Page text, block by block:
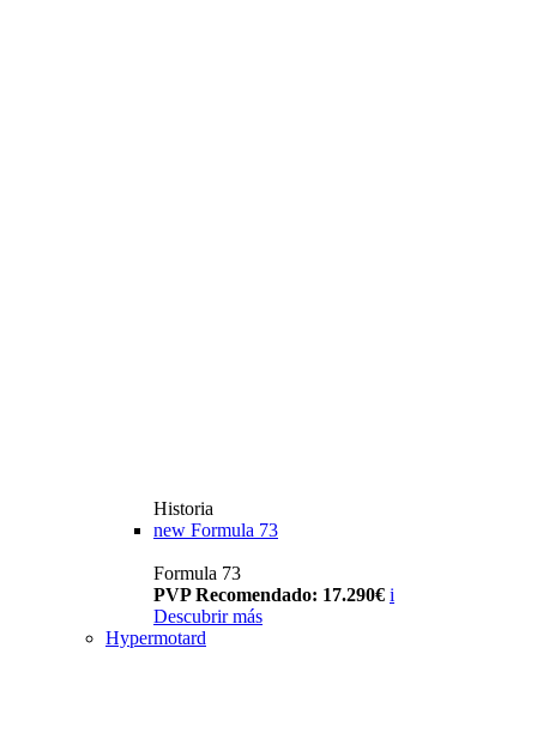
Historia
new Formula 73
Formula 73
PVP Recomendado: 17.290€ i
Descubrir más
Hypermotard